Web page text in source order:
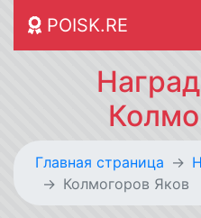
POISK.RE
Главная страница
Колмогоров Яков